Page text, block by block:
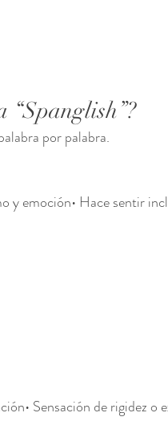
“Spanglish”?
por palabra.
y emoción• Hace sentir
Sensación de rigidez o